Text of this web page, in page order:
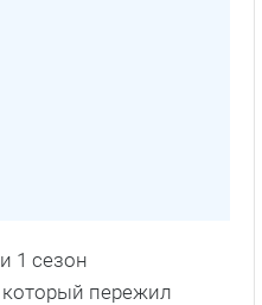
1 сезон
который пережил